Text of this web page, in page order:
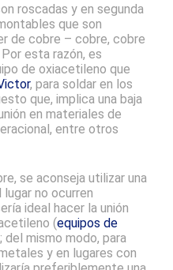
roscadas y en segunda
que son
de cobre – cobre, cobre
esta razón, es
de oxiacetileno que
, para soldar en los
que, implica una baja
en materiales de
entre otros
se aconseja utilizar una
no ocurren
ideal hacer la unión
(equipos de
del mismo modo, para
y en lugares con